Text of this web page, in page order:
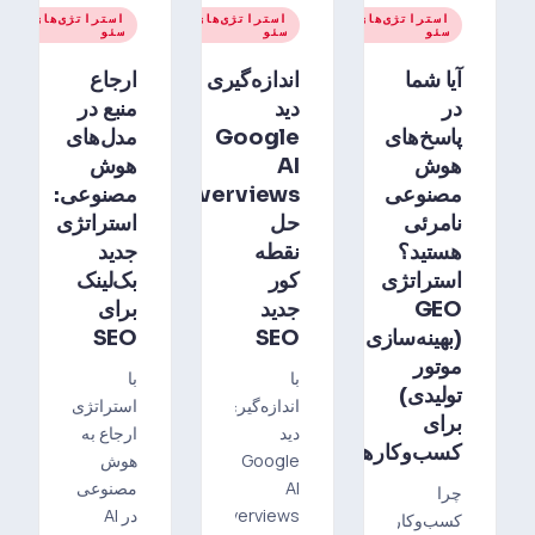
استراتژی‌های
سئو
آیا شما
در
پاسخ‌های
هوش
مصنوعی
نامرئی
هستید؟
استراتژی
GEO
(بهینه‌سازی
موتور
تولیدی)
برای
کسب‌وکارها
چرا
کسب‌وکار
استراتژی‌های
سئو
اندازه‌گیری
دید
Google
AI
حل
نقطه
کور
جدید
SEO
با
اندازه‌گیری
دید
Google
AI
Overviews
استراتژی‌های
سئو
ارجاع
منبع در
مدل‌های
هوش
مصنوعی:
استراتژی
جدید
بک‌لینک
برای
SEO
با
استراتژی‌های
ارجاع به
هوش
مصنوعی
در AI